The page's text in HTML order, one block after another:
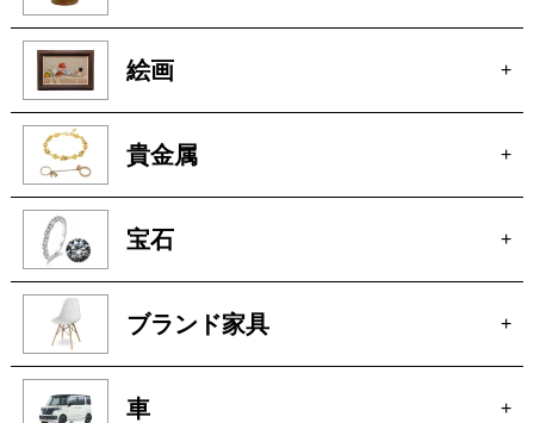
絵画 +
貴金属 +
宝石 +
ブランド家具 +
車 +